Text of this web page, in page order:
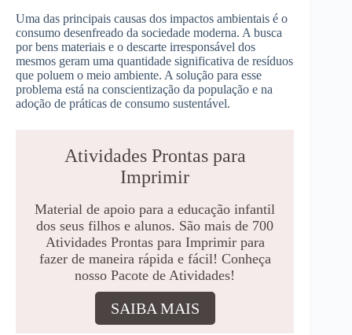
Uma das principais causas dos impactos ambientais é o
consumo desenfreado da sociedade moderna. A busca
por bens materiais e o descarte irresponsável dos
mesmos geram uma quantidade significativa de resíduos
que poluem o meio ambiente. A solução para esse
problema está na conscientização da população e na
adoção de práticas de consumo sustentável.
Atividades Prontas para
Imprimir
Material de apoio para a educação infantil
dos seus filhos e alunos. São mais de 700
Atividades Prontas para Imprimir para
fazer de maneira rápida e fácil! Conheça
nosso Pacote de Atividades!
SAIBA MAIS